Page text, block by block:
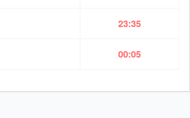
23:35
00:05